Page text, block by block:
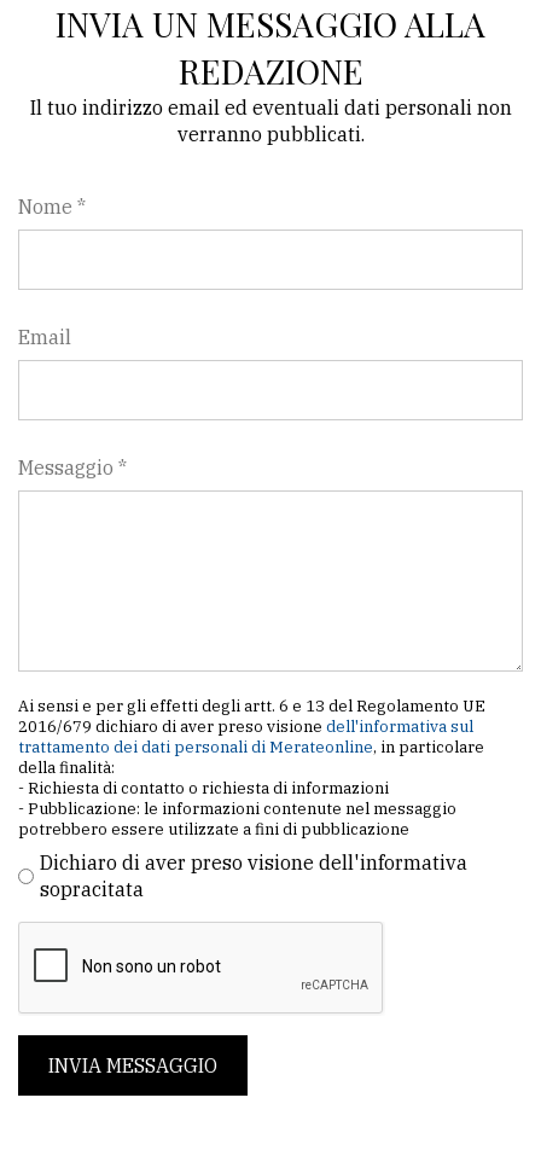
INVIA UN MESSAGGIO ALLA
REDAZIONE
Il tuo indirizzo email ed eventuali dati personali non
verranno pubblicati.
Nome *
Email
Messaggio *
Ai sensi e per gli effetti degli artt. 6 e 13 del Regolamento UE
2016/679 dichiaro di aver preso visione dell'informativa sul
trattamento dei dati personali di Merateonline, in particolare
della finalità:
- Richiesta di contatto o richiesta di informazioni
- Pubblicazione: le informazioni contenute nel messaggio
potrebbero essere utilizzate a fini di pubblicazione
Dichiaro di aver preso visione dell'informativa
sopracitata
INVIA MESSAGGIO